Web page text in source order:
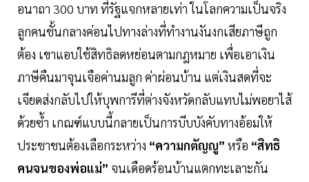
อนาถา 300 บาท ที่รัฐแจกหลายเท่า ในโลกความเป็นจริง
ลูกคนชั้นกลางค่อนไปทางล่างที่ทำงานงันงกเสียภาษีถูก
ต้อง เขาแอบใช้สิทธิลดหย่อนตามกฎหมาย เพื่อเอาเงิน
ภาษีคืนมาจุนเจือค่านมลูก ค่าผ่อนบ้าน แต่เงินสดที่จะ
เจียดส่งกลับไปให้บุพการีที่ต่างจังหวัดกลับแทบไม่พอยาไส้
ด้วยซํ้า เกณฑ์แบบนี้กลายเป็นการบีบบังคับทางอ้อมให้
ประชาชนต้องเลือกระหว่าง “ความกตัญญู” หรือ “สิทธิ
คนจนของพ่อแม่” จนเดือดร้อนบ้านแตกทะเลาะกัน